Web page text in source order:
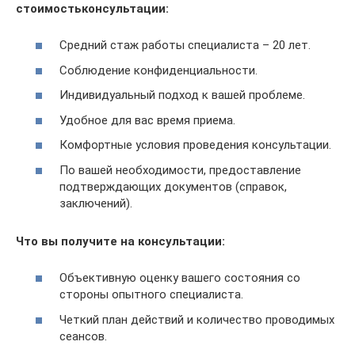
стоимостьконсультации:
Средний стаж работы специалиста – 20 лет.
Соблюдение конфиденциальности.
Индивидуальный подход к вашей проблеме.
Удобное для вас время приема.
Комфортные условия проведения консультации.
По вашей необходимости, предоставление
подтверждающих документов (справок,
заключений).
Что вы получите на консультации:
Объективную оценку вашего состояния со
стороны опытного специалиста.
Четкий план действий и количество проводимых
сеансов.